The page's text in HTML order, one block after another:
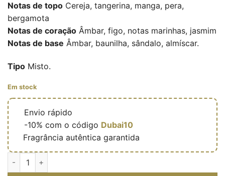
Notas de topo Cereja, tangerina, manga, pera,
bergamota
Notas de coração Âmbar, figo, notas marinhas, jasmim
Notas de base Âmbar, baunilha, sândalo, almíscar.
Tipo Misto.
Em stock
Envio rápido
-10% com o código Dubai10
Fragrância autêntica garantida
Quantidade de Bahiya Garnet - Eau de parfum féminine